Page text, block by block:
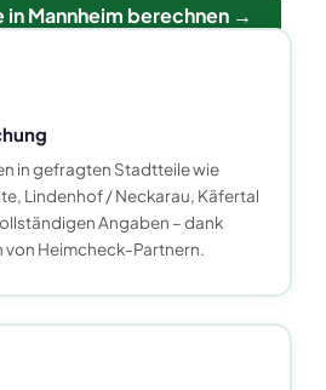
in Mannheim berechnen →
in gefragten Stadtteile wie
Lindenhof / Neckarau, Käfertal
Angaben – dank
von Heimcheck-Partnern.